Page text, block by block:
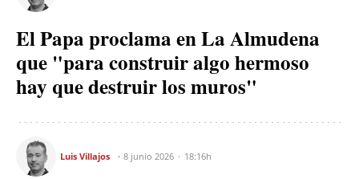
El Papa proclama en La Almudena
que "para construir algo hermoso
hay que destruir los muros"
Luis Villajos 8 junio 2026 18:16h